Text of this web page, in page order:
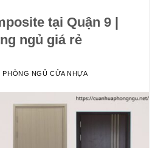
tại Quận 9 |
ngủ giá rẻ
PHÒNG NGỦ CỬA NHỰA